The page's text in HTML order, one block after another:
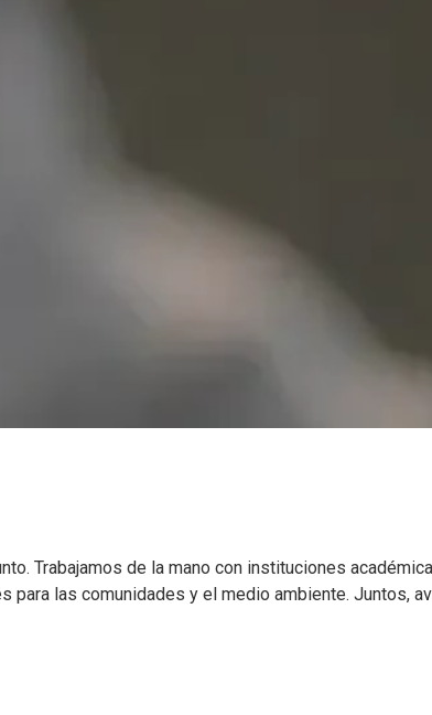
Trabajamos de la mano con instituciones
las comunidades y el medio ambiente. Juntos,